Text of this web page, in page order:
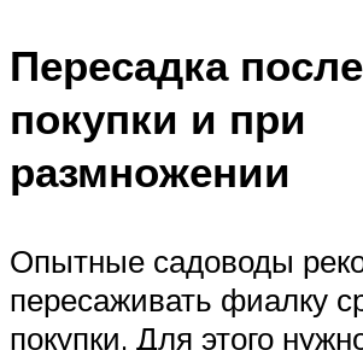
Пересадка после
покупки и при
размножении
Опытные садоводы
пересаживать фиалку
покупки. Для этого